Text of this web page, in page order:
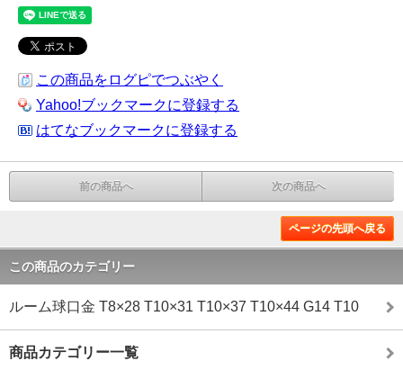
この商品をログピでつぶやく
Yahoo!ブックマークに登録する
はてなブックマークに登録する
前の商品へ 次の商品へ
ページの先頭へ戻る
この商品のカテゴリー
ルーム球口金 T8×28 T10×31 T10×37 T10×44 G14 T10
商品カテゴリー一覧